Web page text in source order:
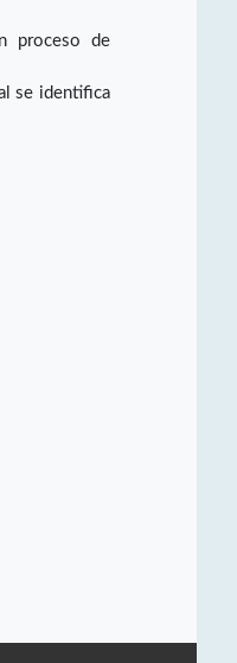
proceso de
se identifica